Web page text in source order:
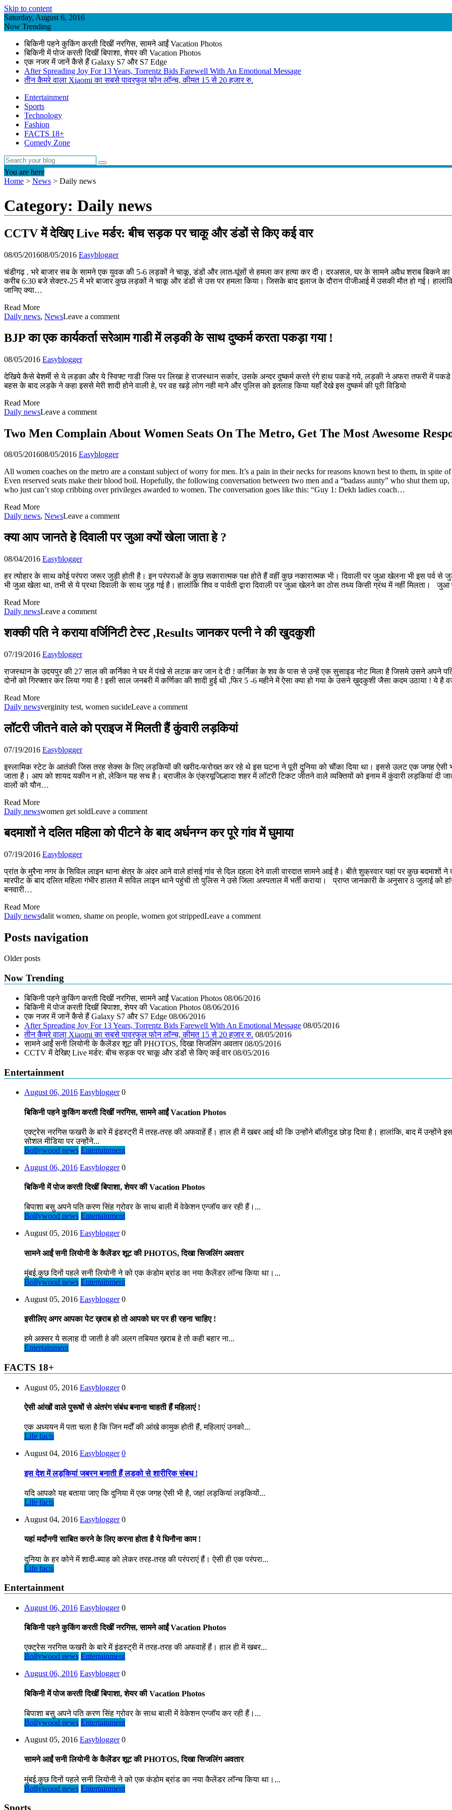
Skip to content
Saturday, August 6, 2016
Now Trending
बिकिनी पहने कुकिंग करती दिखीं नरगिस, सामने आईं Vacation Photos
बिकिनी में पोज करती दिखीं बिपाशा, शेयर की Vacation Photos
एक नजर में जानें कैसे हैं Galaxy S7 और S7 Edge
After Spreading Joy For 13 Years, Torrentz Bids Farewell With An Emotional Message
तीन कैमरे वाला Xiaomi का सबसे पावरफुल फोन लॉन्च, कीमत 15 से 20 हजार रु.
Entertainment
Sports
Technology
Fashion
FACTS 18+
Comedy Zone
You are here
Home > News > Daily news
Category: Daily news
CCTV में देखिए Live मर्डर: बीच सड़क पर चाकू और डंडों से किए कई वार
08/05/201608/05/2016 Easyblogger
चंडीगढ़ . भरे बाजार सब के सामने एक युवक की 5-6 लड़कों ने चाकू, डंडों और लात-घूंसों से हमला कर हत्या कर दी। दरअसल, घर के सामने अवैध शराब बिकने का
करीब 6:30 बजे सेक्टर-25 में भरे बाजार कुछ लड़कों ने चाकू और डंडों से उस पर हमला किया। जिसके बाद इलाज के दौरान पीजीआई में उसकी मौत हो गई।
जानिए क्या…
Read More
Daily news, NewsLeave a comment
BJP का एक कार्यकर्ता सरेआम गाडी में लड़की के साथ दुष्कर्म करता पकड़ा गया !
08/05/2016 Easyblogger
देखिये कैसे बेशर्मी से ये लड़का और ये स्विफ्ट गाडी जिस पर लिखा हे राजस्थान सर्कार, उसके अन्दर दुष्कर्म करते रंगे हाथ पकडे गये, लड़की ने अफरा तफरी में
बहस के बाद लड़के ने कहा इससे मेरी शादी होने वाली हे, पर वह खड़े लोग नही माने और पुलिस को इतलाह किया यहाँ देखे इस दुष्कर्म की पूरी विडियो
Read More
Daily newsLeave a comment
Two Men Complain About Women Seats On The Metro, Get The Most Awesome
08/05/201608/05/2016 Easyblogger
All women coaches on the metro are a constant subject of worry for men. It’s a pain in their necks for reasons known best to them, in spite
Even reserved seats make their blood boil. Hopefully, the following conversation between two men and a “badass aunty” who shut them
who just can’t stop cribbing over privileges awarded to women. The conversation goes like this: “Guy 1: Dekh ladies coach…
Read More
Daily news, NewsLeave a comment
क्या आप जानते हे दिवाली पर जुआ क्यों खेला जाता हे ?
08/04/2016 Easyblogger
हर त्योहार के साथ कोई परंपरा जरूर जुड़ी होती है। इन परंपराओं के कुछ सकारात्मक पक्ष होते हैं वहीं कुछ नकारात्मक भी। दिवाली पर जुआ खेलना भी इस पर्व से
भी जुआ खेला था, तभी से ये प्रथा दिवाली के साथ जुड़ गई है। हालांकि शिव व पार्वती द्वारा दिवाली पर जुआ खेलने का ठोस तथ्य किसी ग्रंथ में नहीं मिलता।
Read More
Daily newsLeave a comment
शक्की पति ने कराया वर्जिनिटी टेस्ट ,Results जानकर पत्नी ने की खुदकुशी
07/19/2016 Easyblogger
राजस्थान के उदयपुर की 27 साल की कर्निका ने घर में पंखे से लटक कर जान दे दी ! कर्निका के शव के पास से उन्हें एक सुसाइड नोट मिला है जिसमे उसने अपने
दोनों को गिरफ्तार कर लिया गया है ! इसी साल जनबरी में कर्णिका की शादी हुई थी ,फिर 5 -6 महीने में ऐसा क्या हो गया के उसने ख़ुदकुशी जैसा कदम उठाया ! ये है
Read More
Daily newsverginity test, women sucideLeave a comment
लॉटरी जीतने वाले को प्राइज में मिलती हैं कुंवारी लड़कियां
07/19/2016 Easyblogger
इस्लामिक स्टेट के आतंकी जिस तरह सेक्स के लिए लड़कियों की खरीद-फरोख्त कर रहे थे इस घटना ने पूरी दुनिया को चौंका दिया था। इससे उलट एक जगह ऐसी
जाता है। आप को शायद यकीन न हो, लेकिन यह सच है। ब्राजील के एंक्रयूजिल्हादा शहर में लॉटरी टिकट जीतने वाले व्यक्तियों को इनाम में कुंवारी लड़कियां
वालों को यौन…
Read More
Daily newswomen get soldLeave a comment
बदमाशों ने दलित महिला को पीटने के बाद अर्धनग्न कर पूरे गांव में घुमाया
07/19/2016 Easyblogger
प्रांत के मुरैना नगर के सिविल लाइन थाना क्षेत्र के अंदर आने वाले हांसई गांव से दिल दहला देने वाली वारदात सामने आई है। बीते शुक्रवार यहां पर कुछ बदमाशों
मारपीट के बाद दलित महिला गंभीर हालत में सविल लाइन थाने पहुंची तो पुलिस ने उसे जिला अस्पताल में भर्ती कराया। प्राप्त जानकारी के अनुसार 8 जुलाई को
बनवारी…
Read More
Daily newsdalit women, shame on people, women got strippedLeave a comment
Posts navigation
Older posts
Now Trending
बिकिनी पहने कुकिंग करती दिखीं नरगिस, सामने आईं Vacation Photos 08/06/2016
बिकिनी में पोज करती दिखीं बिपाशा, शेयर की Vacation Photos 08/06/2016
एक नजर में जानें कैसे हैं Galaxy S7 और S7 Edge 08/06/2016
After Spreading Joy For 13 Years, Torrentz Bids Farewell With An Emotional Message 08/05/2016
तीन कैमरे वाला Xiaomi का सबसे पावरफुल फोन लॉन्च, कीमत 15 से 20 हजार रु. 08/05/2016
सामने आईं सनी लियोनी के कैलेंडर शूट की PHOTOS, दिखा सिजलिंग अवतार08/05/2016
CCTV में देखिए Live मर्डर: बीच सड़क पर चाकू और डंडों से किए कई वार08/05/2016
Entertainment
August 06, 2016 Easyblogger 0
बिकिनी पहने कुकिंग करती दिखीं नरगिस, सामने आईं Vacation Photos
एक्ट्रेस नरगिस फखरी के बारे में इंडस्ट्री में तरह-तरह की अफवाहें हैं। हाल ही में खबर आई थी कि उन्होंने बॉलीवुड छोड़ दिया है। हालांकि, बाद में उन्होंने
सोशल मीडिया पर उन्होंने...
Bollywood news Entertainment
August 06, 2016 Easyblogger 0
बिकिनी में पोज करती दिखीं बिपाशा, शेयर की Vacation Photos
बिपाशा बसु अपने पति करण सिंह ग्रोवर के साथ बाली में वेकेशन एन्जॉय कर रही हैं।...
Bollywood news Entertainment
August 05, 2016 Easyblogger 0
सामने आईं सनी लियोनी के कैलेंडर शूट की PHOTOS, दिखा सिजलिंग अवतार
मुंबई.कुछ दिनों पहले सनी लियोनी ने को एक कंडोम ब्रांड का नया कैलेंडर लॉन्च किया था।...
Bollywood news Entertainment
August 05, 2016 Easyblogger 0
इसीलिए अगर आपका पेट ख़राब हो तो आपको घर पर ही रहना चाहिए !
हमे अक्सर ये सलाह दी जाती हे की अलग तबियत ख़राब हे तो कही बहार ना...
Entertainment
FACTS 18+
August 05, 2016 Easyblogger 0
ऐसी आंखों वाले पुरूषों से अंतरंग संबंध बनाना चाहती हैं महिलाएं !
एक अध्ययन में पता चला है कि जिन मर्दों की आंखे कामुक होती हैं, महिलाएं उनको...
Life facts
August 04, 2016 Easyblogger 0
इस देश में लड़कियां जबरन बनाती हैं लडको से शारीरिक संबध !
यदि आपको यह बताया जाए कि दुनिया में एक जगह ऐसी भी है, जहां लड़कियां लड़कियों...
Life facts
August 04, 2016 Easyblogger 0
यहां मर्दांनगी साबित करने के लिए करना होता है ये घिनौना काम !
दुनिया के हर कोने में शादी-ब्‍याह को लेकर तरह-तरह की परंपराएं हैं। ऐसी ही एक परंपरा...
Life facts
Entertainment
August 06, 2016 Easyblogger 0
बिकिनी पहने कुकिंग करती दिखीं नरगिस, सामने आईं Vacation Photos
एक्ट्रेस नरगिस फखरी के बारे में इंडस्ट्री में तरह-तरह की अफवाहें हैं। हाल ही में खबर...
Bollywood news Entertainment
August 06, 2016 Easyblogger 0
बिकिनी में पोज करती दिखीं बिपाशा, शेयर की Vacation Photos
बिपाशा बसु अपने पति करण सिंह ग्रोवर के साथ बाली में वेकेशन एन्जॉय कर रही हैं।...
Bollywood news Entertainment
August 05, 2016 Easyblogger 0
सामने आईं सनी लियोनी के कैलेंडर शूट की PHOTOS, दिखा सिजलिंग अवतार
मुंबई.कुछ दिनों पहले सनी लियोनी ने को एक कंडोम ब्रांड का नया कैलेंडर लॉन्च किया था।...
Bollywood news Entertainment
Sports